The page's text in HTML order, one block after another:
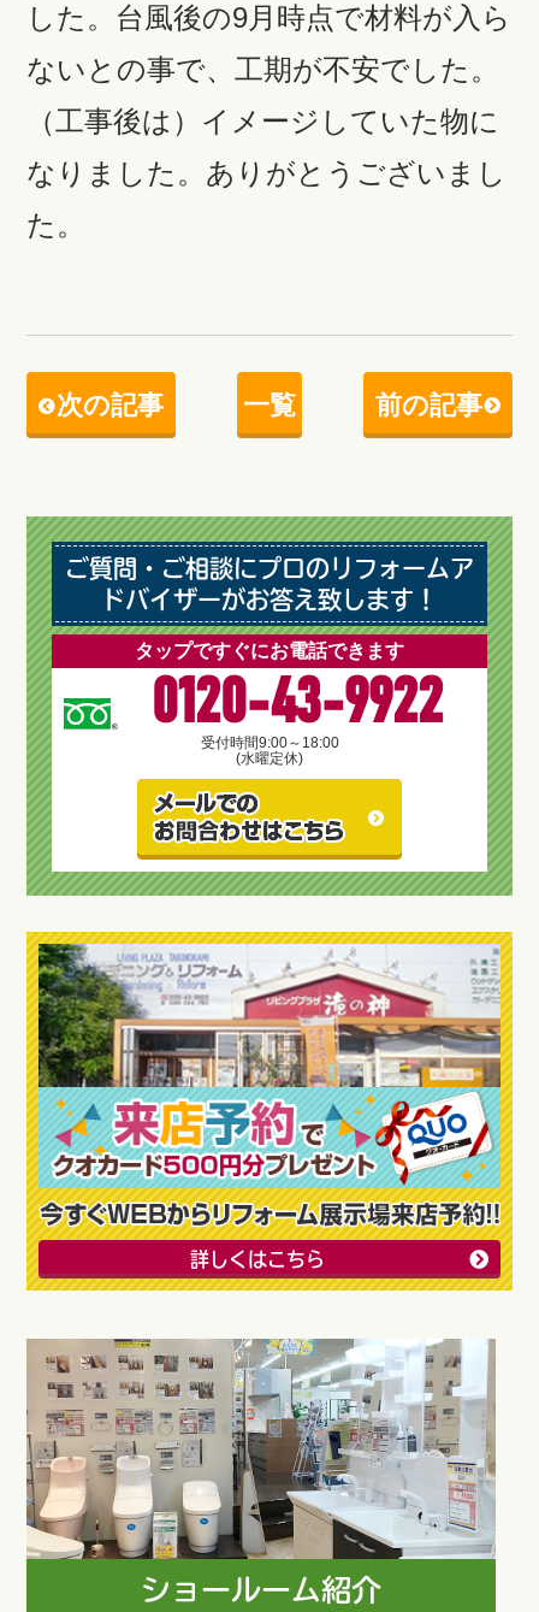
した。台風後の9月時点で材料が入ら
ないとの事で、工期が不安でした。
（工事後は）イメージしていた物に
なりました。ありがとうございまし
た。
次の記事 一覧 前の記事
ご質問・ご相談にプロのリフォームア
ドバイザーがお答え致します！
タップですぐにお電話できます
0120-43-9922
受付時間9:00～18:00
(水曜定休)
詳しくはこちら